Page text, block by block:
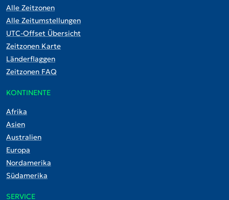
Alle Zeitzonen
Alle Zeitumstellungen
UTC-Offset Übersicht
Zeitzonen Karte
Länderflaggen
Zeitzonen FAQ
KONTINENTE
Afrika
Asien
Australien
Europa
Nordamerika
Südamerika
SERVICE